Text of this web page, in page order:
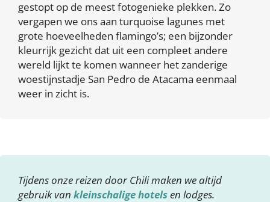
gestopt op de meest fotogenieke plekken. Zo
vergapen we ons aan turquoise lagunes met
grote hoeveelheden flamingo’s; een bijzonder
kleurrijk gezicht dat uit een compleet andere
wereld lijkt te komen wanneer het zanderige
woestijnstadje San Pedro de Atacama eenmaal
weer in zicht is.
Tijdens onze reizen door Chili maken we altijd
gebruik van kleinschalige hotelsen lodges.